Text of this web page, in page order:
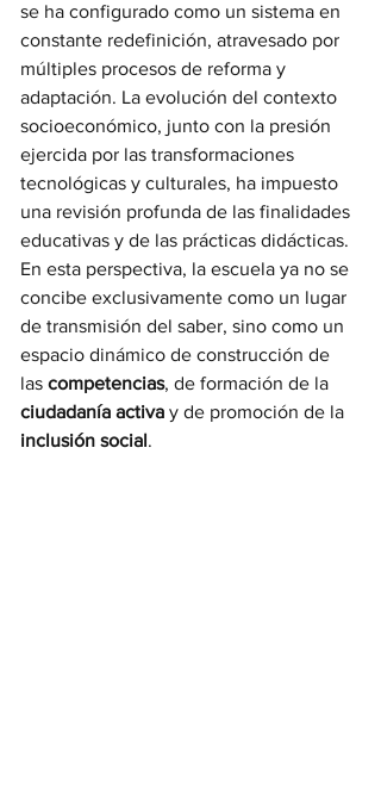
se ha configurado como un sistema en
constante redefinición, atravesado por
múltiples procesos de reforma y
adaptación. La evolución del contexto
socioeconómico, junto con la presión
ejercida por las transformaciones
tecnológicas y culturales, ha impuesto
una revisión profunda de las finalidades
educativas y de las prácticas didácticas.
En esta perspectiva, la escuela ya no se
concibe exclusivamente como un lugar
de transmisión del saber, sino como un
espacio dinámico de construcción de
las competencias, de formación de la
ciudadanía activa y de promoción de la
inclusión social.